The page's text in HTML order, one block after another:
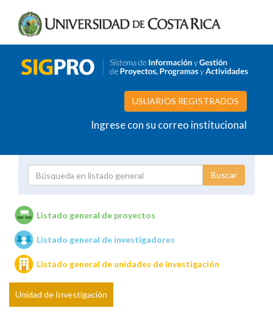
USUARIOS REGISTRADOS
Ingrese con su correo institucional
Unidades de investigación
Listado general de proyectos
Listado general de investigadores
Listado general de unidades de investigación
Unidad de Investigación